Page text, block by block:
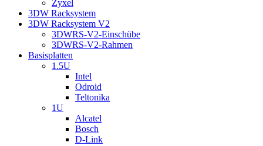
Zyxel
3DW Racksystem
3DW Racksystem V2
3DWRS-V2-Einschübe
3DWRS-V2-Rahmen
Basisplatten
1.5U
Intel
Odroid
Teltonika
1U
Alcatel
Bosch
D-Link